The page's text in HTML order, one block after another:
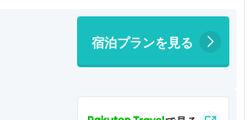
宿泊プランを見る